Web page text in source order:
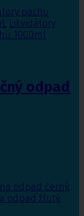
pachu
, Likvidátory
1000ml
odpad
odpad černý,
odpad žlutý,